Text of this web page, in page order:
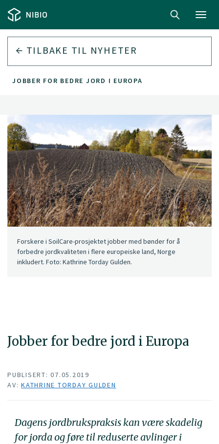
TILBAKE TIL NYHETER
JOBBER FOR BEDRE JORD I EUROPA
Jobber for bedre jord i Europa
Forskere i SoilCare-prosjektet jobber med bønder for å
forbedre jordkvaliteten i flere europeiske land, Norge
inkludert. Foto: Kathrine Torday Gulden.
PUBLISERT: 07.05.2019
AV: KATHRINE TORDAY GULDEN
Dagens jordbrukspraksis kan være skadelig
for jorda og føre til reduserte avlinger i